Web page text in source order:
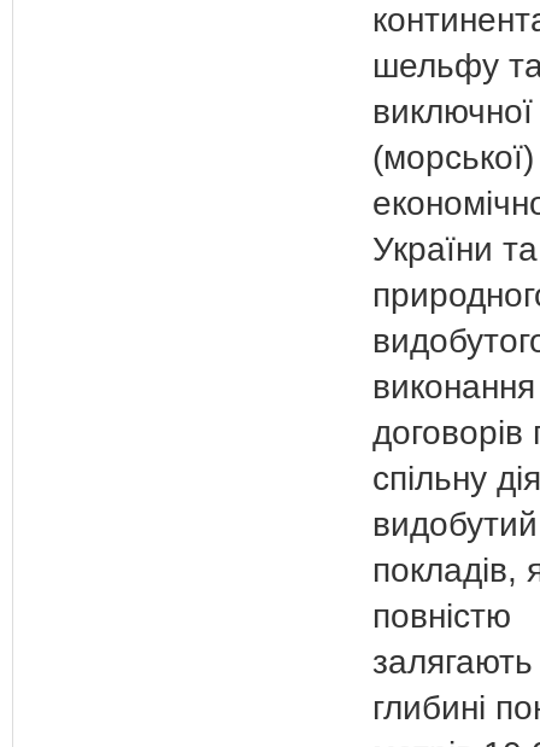
шельфу
виключної
(морської)
України та
виконання
договорів
спільну
покладів,
повністю
глибині